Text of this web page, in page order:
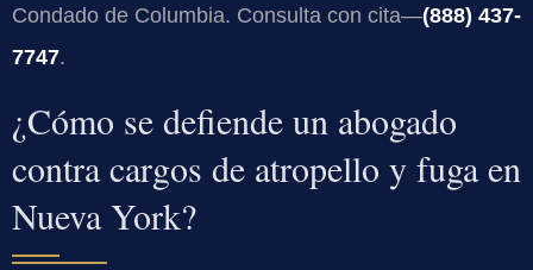
Condado de Columbia. Consulta con cita—(888) 437-
7747.
¿Cómo se defiende un abogado
contra cargos de atropello y fuga en
Nueva York?